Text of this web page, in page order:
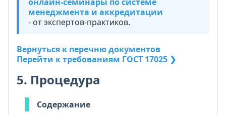
менеджмента и аккредитации
- от экспертов-практиков.
Вернуться к перечню документов
Перейти к требованиям ГОСТ 17025 ❯
5. Процедура
Содержание